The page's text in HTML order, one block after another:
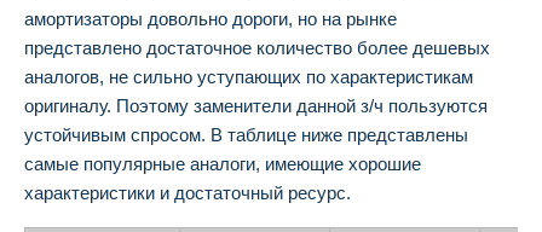
амортизаторы довольно дороги, но на рынке
представлено достаточное количество более дешевых
аналогов, не сильно уступающих по характеристикам
оригиналу. Поэтому заменители данной з/ч пользуются
устойчивым спросом. В таблице ниже представлены
самые популярные аналоги, имеющие хорошие
характеристики и достаточный ресурс.